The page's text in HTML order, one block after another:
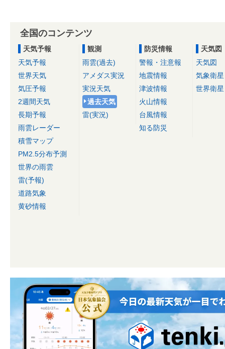
全国のコンテンツ
天気予報
天気予報
世界天気
気圧予報
2週間天気
長期予報
雨雲レーダー
積雪マップ
PM2.5分布予測
世界の雨雲
雷(予報)
道路気象
黄砂情報
観測
雨雲(過去)
アメダス実況
実況天気
過去天気
雷(実況)
防災情報
警報・注意報
地震情報
津波情報
火山情報
台風情報
知る防災
天気図
天気図
気象衛星
世界衛星